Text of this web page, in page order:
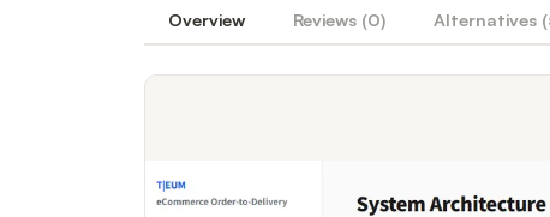
Overview Reviews (0) Alternatives (